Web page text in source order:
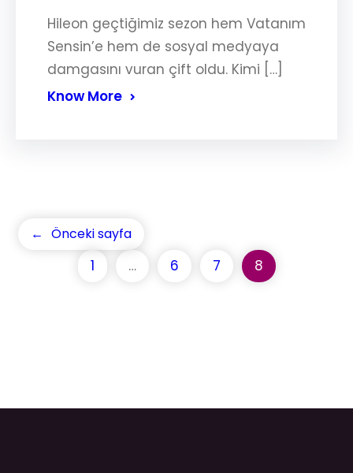
Hileon geçtiğimiz sezon hem Vatanım
Sensin’e hem de sosyal medyaya
damgasını vuran çift oldu. Kimi […]
Know More
← Önceki sayfa
1 … 6 7 8